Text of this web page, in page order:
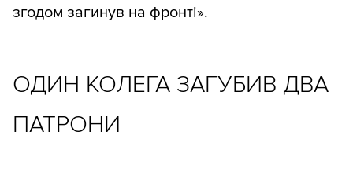
згодом загинув на фронті».
ОДИН КОЛЕГА ЗАГУБИВ ДВА
ПАТРОНИ